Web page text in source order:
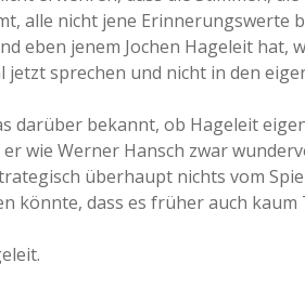
alle nicht jene Erinnerungswerte
eben jenem Jochen Hageleit hat,
jetzt sprechen und nicht in den
darüber bekannt, ob Hageleit
wie Werner Hansch zwar
überhaupt nichts vom
könnte, dass es früher auch